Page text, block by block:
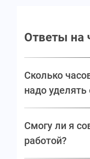
Ответы на
Сколько
надо
Смогу ли я
работой?